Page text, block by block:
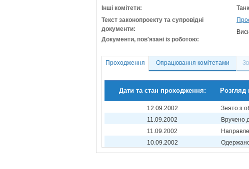
Інші комітети:
Текст законопроекту та супровідні
документи:
Документи, пов'язані із роботою:
Проходження Опрацювання комітетами
Дати та стан проходження: Розгляд
12.09.2002
Знято з
11.09.2002
Вручено
11.09.2002
10.09.2002